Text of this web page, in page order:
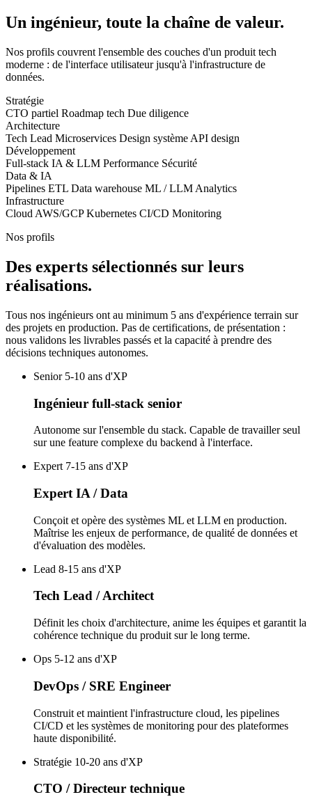
Un ingénieur, toute la chaîne de valeur.
Nos profils couvrent l'ensemble des couches d'un produit tech
moderne : de l'interface utilisateur jusqu'à l'infrastructure de
données.
Stratégie
CTO partiel Roadmap tech Due diligence
Architecture
Tech Lead Microservices Design système API design
Développement
Full-stack IA & LLM Performance Sécurité
Data & IA
Pipelines ETL Data warehouse ML / LLM Analytics
Infrastructure
Cloud AWS/GCPKubernetes CI/CD Monitoring
Nos profils
Des experts sélectionnés sur leurs
réalisations.
Tous nos ingénieurs ont au minimum 5 ans d'expérience terrain sur
des projets en production. Pas de certifications, de présentation :
nous validons les livrables passés et la capacité à prendre des
décisions techniques autonomes.
Senior 5-10 ans d'XP
Ingénieur full-stack senior
Autonome sur l'ensemble du stack. Capable de travailler seul
sur une feature complexe du backend à l'interface.
Expert 7-15 ans d'XP
Expert IA / Data
Conçoit et opère des systèmes ML et LLM en production.
Maîtrise les enjeux de performance, de qualité de données et
d'évaluation des modèles.
Lead 8-15 ans d'XP
Tech Lead / Architect
Définit les choix d'architecture, anime les équipes et garantit la
cohérence technique du produit sur le long terme.
Ops 5-12 ans d'XP
DevOps / SRE Engineer
Construit et maintient l'infrastructure cloud, les pipelines
CI/CD et les systèmes de monitoring pour des plateformes
haute disponibilité.
Stratégie 10-20 ans d'XP
CTO / Directeur technique